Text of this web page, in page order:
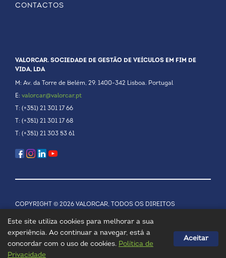
CONTACTOS
VALORCAR. SOCIEDADE DE GESTÃO DE VEÍCULOS EM FIM DE
VIDA, LDA
M: Av. da Torre de Belém, 29. 1400-342 Lisboa. Portugal
E: valorcar@valorcar.pt
T: (+351) 21 301 17 66
T: (+351) 21 301 17 68
T: (+351) 21 303 53 61
COPYRIGHT © 2026 VALORCAR, TODOS OS DIREITOS
Este site utiliza cookies para melhorar a sua
experiência. Ao continuar a navegar, está a
concordar com o uso de cookies. Política de
Privacidade
Aceitar